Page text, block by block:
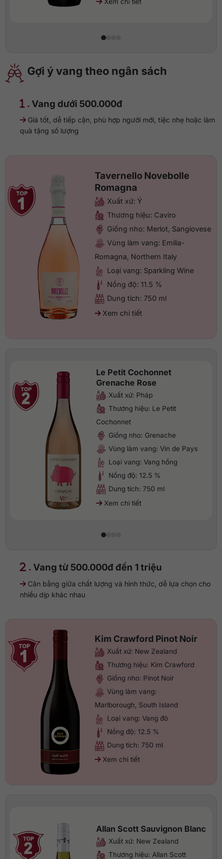
Xem chi tiết
Gợi ý vang theo ngân sách
. Vang dưới 500.000đ
Giá tốt, dễ tiếp cận, phù hợp người mới, tiệc nhẹ hoặc làm
quà tặng số lượng
Tavernello Novebolle
Romagna
Xuất xứ: Ý
Thương hiệu: Caviro
Giống nho: Merlot, Sangiovese
Vùng làm vang: Emilia-
Romagna, Northern Italy
Loại vang: Sparkling Wine
Nồng độ: 11.5 %
Dung tích: 750 ml
Xem chi tiết
Le Petit Cochonnet
Grenache Rose
Xuất xứ: Pháp
Thương hiệu: Le Petit
Cochonnet
Giống nho: Grenache
Vùng làm vang: Vin de Pays
Loại vang: Vang hồng
Nồng độ: 12.5 %
Dung tích: 750 ml
Xem chi tiết
. Vang từ 500.000đ đến 1 triệu
Cân bằng giữa chất lượng và hình thức, dễ lựa chọn cho
nhiều dịp khác nhau
Kim Crawford Pinot Noir
Xuất xứ: New Zealand
Thương hiệu: Kim Crawford
Giống nho: Pinot Noir
Vùng làm vang:
Marlborough, South Island
Loại vang: Vang đỏ
Nồng độ: 12.5 %
Dung tích: 750 ml
Xem chi tiết
Allan Scott Sauvignon Blanc
Xuất xứ: New Zealand
Thương hiệu: Allan Scott